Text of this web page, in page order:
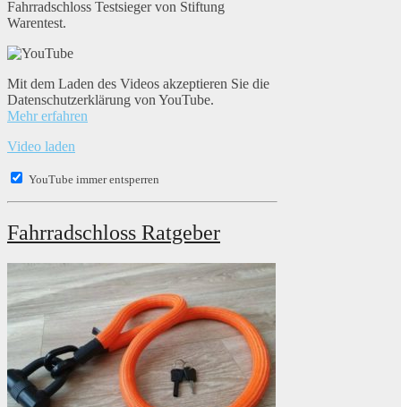
Fahrradschloss Testsieger von Stiftung
Warentest.
Mit dem Laden des Videos akzeptieren Sie die
Datenschutzerklärung von YouTube.
Mehr erfahren
Video laden
YouTube immer entsperren
Fahrradschloss Ratgeber